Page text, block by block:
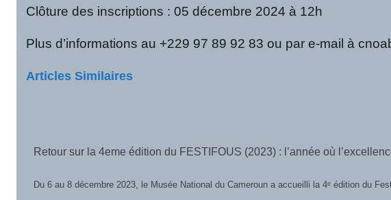
Clôture des inscriptions : 05 décembre 2024 à 12h
Plus d’informations au +229 97 89 92 83 ou par e-mail à
Articles Similaires
Retour sur la 4eme édition du FESTIFOUS (2023) : l’année où
Du 6 au 8 décembre 2023, le Musée National du Cameroun a accueilli la 4ᵉ édition du